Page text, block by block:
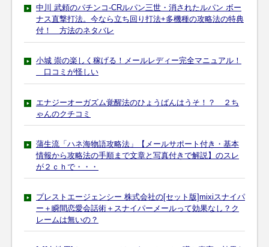
中川 武頼のパチンコ-CRルパン三世・消されたルパン ボー
ナス直撃打法。今なら立ち回り打法+多機種の攻略法の特典
付！ 方法のネタバレ
小城 崇の楽しく稼げる！メールレディー完全マニュアル！
口コミが怪しい
エナジーオーガズム覚醒法のひょうばんはうそ！？ ２ち
ゃんのクチコミ
蒲生流「ハネ海物語攻略法」【メールサポート付き・基本
情報から攻略法の手順まで文章と写真付きで解説】のスレ
が２ｃｈで・・・
プレストエージェンシー 株式会社の[セット版]mixiスナイパ
ー＋瞬間恋愛会話術＋スナイパーメールって効果なし？ク
レームは無いの？